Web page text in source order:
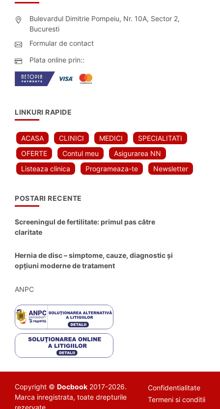
Bulevardul Dimitrie Pompeiu, Nr. 10A, Sector 2,
Bucuresti
Formular de contact
Plata online prin::
LINKURI RAPIDE
ACASA CLINICI MEDICI
SPECIALITATI
OFERTE
Contul meu
Asigurarea NN
Listeaza clinica
Programeaza-te Newsletter
POSTARI RECENTE
Screeningul de fertilitate: primul pas către
claritate
Hernia de disc – simptome, cauze, diagnostic și
opțiuni moderne de tratament
ANPC
Copyright © Docbook 2017-2026.
Marca inregistrata, toate drepturile
rezervate.
Confidentialitate
Termeni si conditii